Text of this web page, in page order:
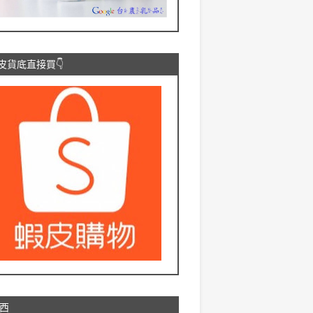
貨底直接買👇